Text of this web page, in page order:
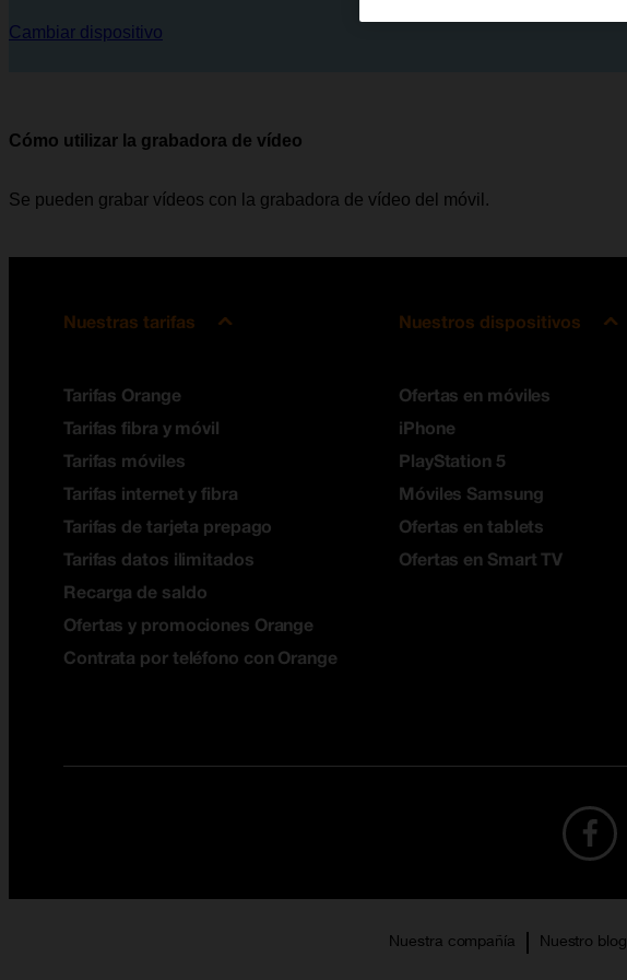
Cambiar dispositivo
Cómo utilizar la grabadora de vídeo
Se pueden grabar vídeos con la grabadora de vídeo del móvil.
Nuestras tarifas
Tarifas Orange
Tarifas fibra y móvil
Tarifas móviles
Tarifas internet y fibra
Tarifas de tarjeta prepago
Tarifas datos ilimitados
Recarga de saldo
Ofertas y promociones Orange
Contrata por teléfono con Orange
Nuestros dispositivos
Ofertas en móviles
iPhone
PlayStation 5
Móviles Samsung
Ofertas en tablets
Ofertas en Smart TV
Nuestra compañía Nuestro blog